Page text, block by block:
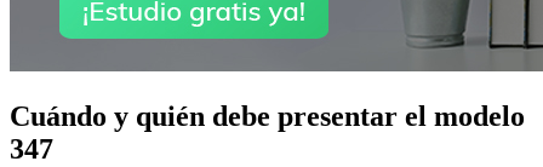
Cuándo y quién debe presentar el modelo
347